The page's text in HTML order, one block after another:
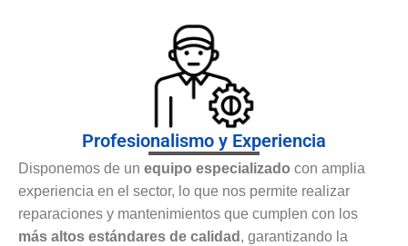
Profesionalismo y Experiencia
Disponemos de un equipo especializado con amplia
experiencia en el sector, lo que nos permite realizar
reparaciones y mantenimientos que cumplen con los
más altos estándares de calidad , garantizando la